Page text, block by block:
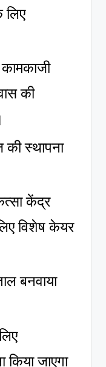
लिए
की
स्थापना
केंद्र
विशेष केयर
बनवाया
जाएगा